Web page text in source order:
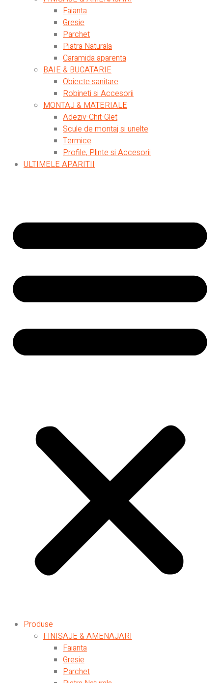
Faianta
Gresie
Parchet
Piatra Naturala
Caramida aparenta
BAIE & BUCATARIE
Obiecte sanitare
Robineti si Accesorii
MONTAJ & MATERIALE
Adeziv-Chit-Glet
Scule de montaj si unelte
Termice
Profile, Plinte si Accesorii
ULTIMELE APARITII
Produse
FINISAJE & AMENAJARI
Faianta
Gresie
Parchet